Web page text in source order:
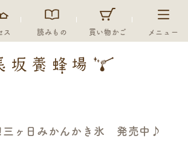
ス 読みもの 買い物かご メニュー
三ヶ日みかんかき氷 発売中♪